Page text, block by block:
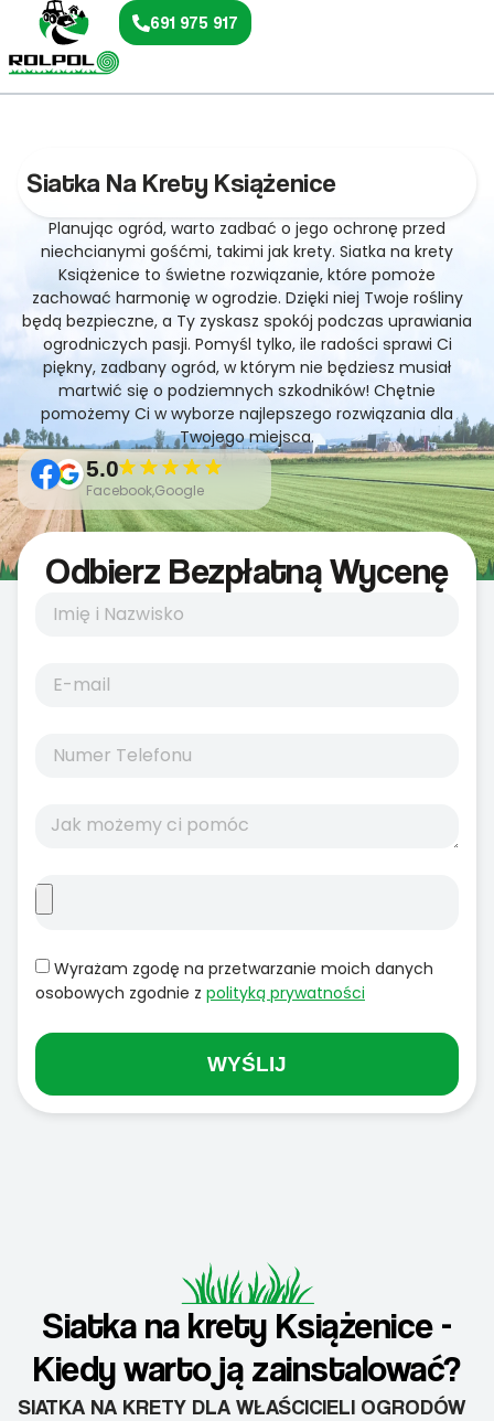
691 975 917
Siatka Na Krety Książenice
Planując ogród, warto zadbać o jego ochronę przed
niechcianymi gośćmi, takimi jak krety. Siatka na krety
Książenice to świetne rozwiązanie, które pomoże
zachować harmonię w ogrodzie. Dzięki niej Twoje rośliny
będą bezpieczne, a Ty zyskasz spokój podczas uprawiania
ogrodniczych pasji. Pomyśl tylko, ile radości sprawi Ci
piękny, zadbany ogród, w którym nie będziesz musiał
martwić się o podziemnych szkodników! Chętnie
pomożemy Ci w wyborze najlepszego rozwiązania dla
Twojego miejsca.
5.0
Facebook,Google
Odbierz Bezpłatną Wycenę
Wyrażam zgodę na przetwarzanie moich danych
osobowych zgodnie z polityką prywatności
WYŚLIJ
Siatka na krety Książenice -
Kiedy warto ją zainstalować?
SIATKA NA KRETY DLA WŁAŚCICIELI OGRODÓW